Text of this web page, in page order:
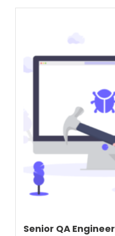
Senior QA Engineer